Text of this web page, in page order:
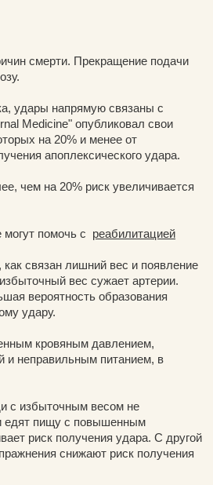
смерти. Прекращение подачи
удары напрямую связаны с
Medicine" опубликовал свои
на 20% и менее от
апоплексического удара.
чем на 20% риск увеличивается
помочь с реабилитацией
связан лишний вес и появление
вес сужает артерии.
вероятность образования
удару.
кровяным давлением,
и неправильным питанием, в
с избыточным весом не
едят пищу с повышенным
риск получения удара. С другой
снижают риск получения